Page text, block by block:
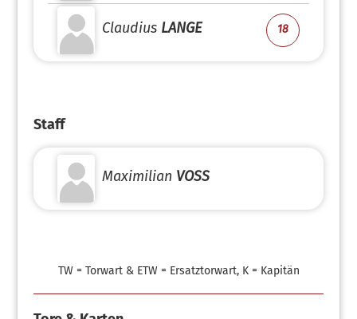
Claudius LANGE 18
Staff
Maximilian VOSS
TW = Torwart & ETW = Ersatztorwart, K = Kapitän